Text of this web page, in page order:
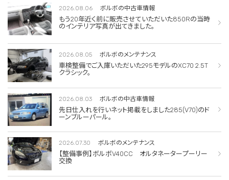
2026.08.06 ボルボの中古車情報
もう20年近く前に販売させていただいた850Rの当時
のインテリア写真が出てきました。
2026.08.05 ボルボのメンテナンス
車検整備でご入庫いただいた295モデルのXC70 2.5T
クラシック。
2026.08.03 ボルボの中古車情報
先日仕入れを行いネット掲載をしました285(V70)のド
ーンブルーパール。
2026.07.30 ボルボのメンテナンス
【整備事例】ボルボV40CC オルタネータープーリー
交換